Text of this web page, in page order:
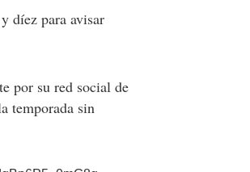
díez para avisar
por su red social de
temporada sin